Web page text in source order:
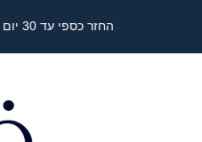
החזר כספי עד 30 יום